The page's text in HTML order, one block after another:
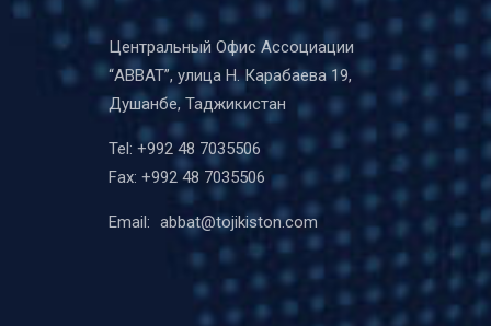
Центральный Офис Ассоциации
“ABBAT”, улица Н. Карабаева 19,
Душанбе, Таджикистан
Tel: +992 48 7035506
Fax: +992 48 7035506
Email: abbat@tojikiston.com